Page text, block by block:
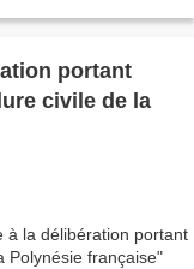
portant
civile de la